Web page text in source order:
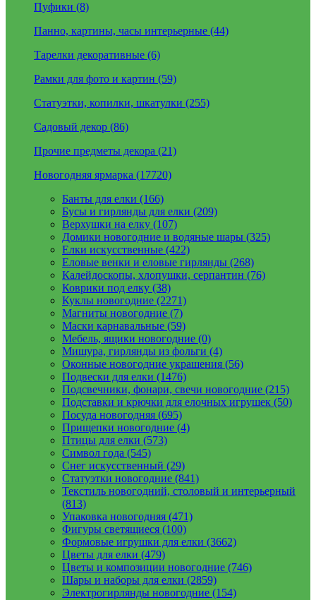
Пуфики (8)
Панно, картины, часы интерьерные (44)
Тарелки декоративные (6)
Рамки для фото и картин (59)
Статуэтки, копилки, шкатулки (255)
Садовый декор (86)
Прочие предметы декора (21)
Новогодняя ярмарка (17720)
Банты для елки (166)
Бусы и гирлянды для елки (209)
Верхушки на елку (107)
Домики новогодние и водяные шары (325)
Елки искусственные (422)
Еловые венки и еловые гирлянды (268)
Калейдоскопы, хлопушки, серпантин (76)
Коврики под елку (38)
Куклы новогодние (2271)
Магниты новогодние (7)
Маски карнавальные (59)
Мебель, ящики новогодние (0)
Мишура, гирлянды из фольги (4)
Оконные новогодние украшения (56)
Подвески для елки (1476)
Подсвечники, фонари, свечи новогодние (215)
Подставки и крючки для елочных игрушек (50)
Посуда новогодняя (695)
Прищепки новогодние (4)
Птицы для елки (573)
Символ года (545)
Снег искусственный (29)
Статуэтки новогодние (841)
Текстиль новогодний, столовый и интерьерный
(813)
Упаковка новогодняя (471)
Фигуры светящиеся (100)
Формовые игрушки для елки (3662)
Цветы для елки (479)
Цветы и композиции новогодние (746)
Шары и наборы для елки (2859)
Электрогирлянды новогодние (154)